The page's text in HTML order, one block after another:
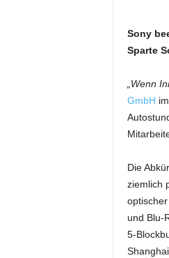
Sony
Sparte
„Wenn
GmbH
Die
ziemlich
und Blu-
5-